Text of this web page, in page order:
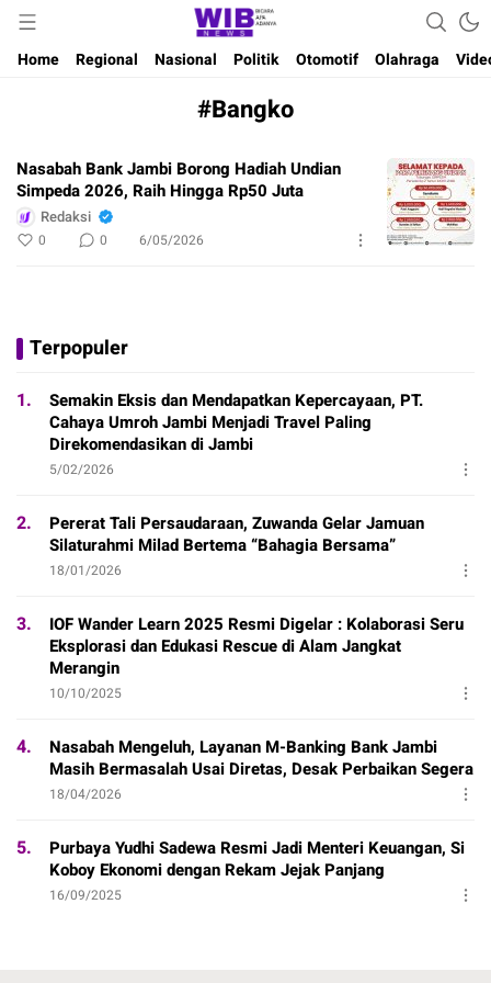
Wibnews
Waktu Indonesia Bicara
Home
Regional Nasional Politik Otomotif Olahraga
#Bangko
Nasabah Bank Jambi Borong Hadiah Undian
Simpeda 2026, Raih Hingga Rp50 Juta
Redaksi
0 0 6/05/2026
Terpopuler
1.
Semakin Eksis dan Mendapatkan Kepercayaan, PT.
Cahaya Umroh Jambi Menjadi Travel Paling
Direkomendasikan di Jambi
5/02/2026
2.
Pererat Tali Persaudaraan, Zuwanda Gelar Jamuan
Silaturahmi Milad Bertema “Bahagia Bersama”
18/01/2026
3.
IOF Wander Learn 2025 Resmi Digelar : Kolaborasi Seru
Eksplorasi dan Edukasi Rescue di Alam Jangkat
Merangin
10/10/2025
4.
Nasabah Mengeluh, Layanan M-Banking Bank Jambi
Masih Bermasalah Usai Diretas, Desak Perbaikan Segera
18/04/2026
5.
Purbaya Yudhi Sadewa Resmi Jadi Menteri Keuangan, Si
Koboy Ekonomi dengan Rekam Jejak Panjang
16/09/2025